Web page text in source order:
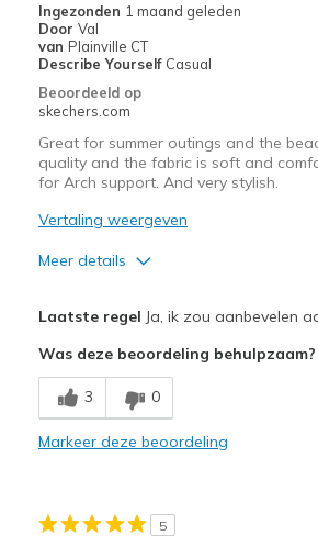
Ingezonden 1 maand geleden
Door Val
van Plainville CT
Describe Yourself Casual
Beoordeeld op
skechers.com
Great for summer outings and the
quality and the fabric is soft and
for Arch support. And very stylish.
Vertaling weergeven
Meer details
Breathe Well
Comfortable
Laatste regel Ja, ik zou aanbevelen
Was deze beoordeling behulpzaam?
3 0
Markeer deze beoordeling
5